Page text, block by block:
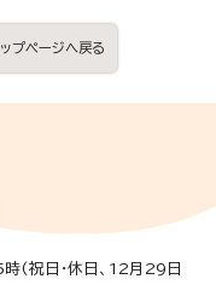
ップページへ戻る
(祝日・休日、12月29日